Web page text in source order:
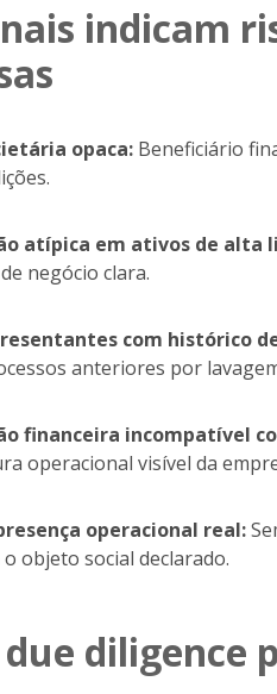
indicam
opaca:Beneficiário
atípica em ativos de alta
negócio clara.
com histórico
anteriores por
financeira incompatível
operacional visível da
operacional real:
objeto social declarado.
due diligence